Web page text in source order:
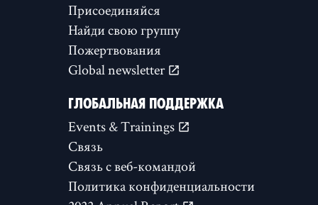
Присоединяйся
Найди свою группу
Пожертвования
Global newsletter
ГЛОБАЛЬНАЯ ПОДДЕРЖКА
Events & Trainings
Связь
Связь с веб-командой
Политика конфиденциальности